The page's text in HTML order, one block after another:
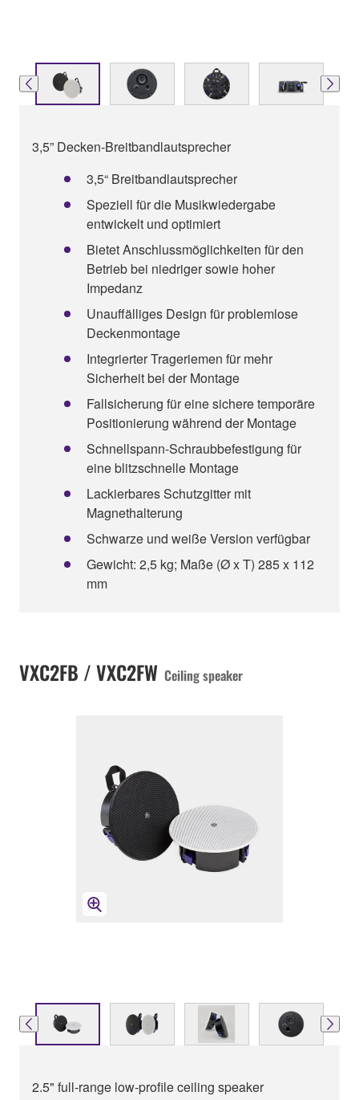
3,5” Decken-Breitbandlautsprecher
3,5“ Breitbandlautsprecher
Speziell für die Musikwiedergabe
entwickelt und optimiert
Bietet Anschlussmöglichkeiten für den
Betrieb bei niedriger sowie hoher
Impedanz
Unauffälliges Design für problemlose
Deckenmontage
Integrierter Trageriemen für mehr
Sicherheit bei der Montage
Fallsicherung für eine sichere temporäre
Positionierung während der Montage
Schnellspann-Schraubbefestigung für
eine blitzschnelle Montage
Lackierbares Schutzgitter mit
Magnethalterung
Schwarze und weiße Version verfügbar
Gewicht: 2,5 kg; Maße (Ø x T) 285 x 112
mm
VXC2FB / VXC2FW Ceiling speaker
2.5" full-range low-profile ceiling speaker